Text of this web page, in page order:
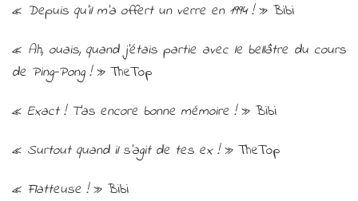
« Depuis qu’il m’a offert un verre en 1994 !» Bibi
« Ah, ouais, quand j’étais partie avec le bellâtre du cours
de Ping-Pong !» TheTop
« Exact ! T’as encore bonne mémoire !» Bibi
« Surtout quand il s’agit de tes ex !» TheTop
« Flatteuse !» Bibi